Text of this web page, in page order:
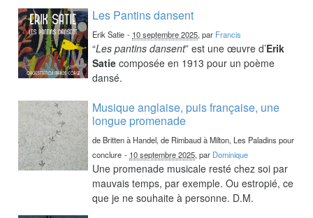
Les Pantins dansent
Erik Satie - 10 septembre 2025, par Francis
“Les pantins dansent” est une œuvre d’Erik
Satie composée en 1913 pour un poème
dansé.
Musique anglaise, puis française, une
longue promenade
de Britten à Handel, de Rimbaud à Milton, Les Paladins pour
conclure - 10 septembre 2025, par Dominique
Une promenade musicale resté chez soi par
mauvais temps, par exemple. Ou estropié, ce
que je ne souhaite à personne. D.M.